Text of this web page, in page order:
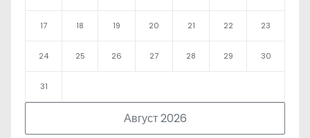
Август 2026
17 18 19 20 21 22 23
24 25 26 27 28 29 30
31